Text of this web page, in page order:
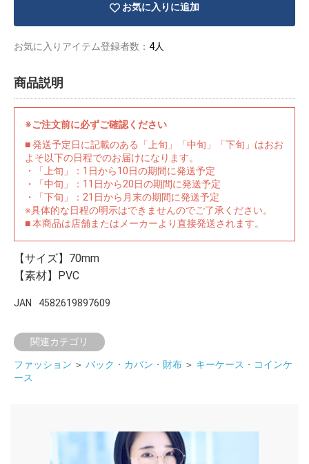
お気に入りに追加
お気に入りアイテム登録者数： 4人
商品説明
※ご注文前に必ずご確認ください
■ 発送予定日に記載のある「上旬」「中旬」「下旬」はおお
よそ以下の日程でのお届けになります。
・「上旬」：1日から10日の期間に発送予定
・「中旬」：11日から20日の期間に発送予定
・「下旬」：21日から月末の期間に発送予定
※具体的な日程の明示はできませんのでご了承ください。
■ 本商品は店舗またはメーカーより直接発送されます。
【サイズ】70mm
【素材】PVC
JAN 4582619897609
関連カテゴリ
ファッション ＞ バック・カバン・財布 ＞ キーケース・コインケ
ース
イラストレ
ーター
ッズ